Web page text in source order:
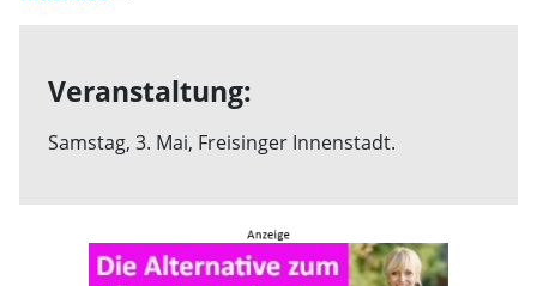
Veranstaltung:
Samstag, 3. Mai, Freisinger Innenstadt.